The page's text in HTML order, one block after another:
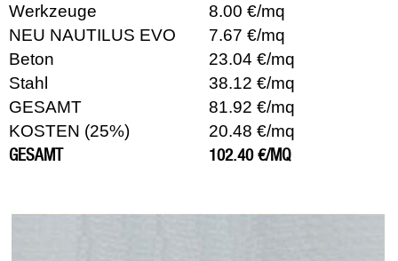
Werkzeuge
8.00 €/mq
NEU NAUTILUS EVO
7.67 €/mq
Beton
23.04 €/mq
Stahl
38.12 €/mq
GESAMT
81.92 €/mq
KOSTEN (25%)
20.48 €/mq
GESAMT 102.40 €/MQ